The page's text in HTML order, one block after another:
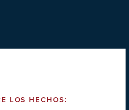
LOS HECHOS: